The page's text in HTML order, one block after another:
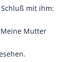
mit ihm:
Mutter